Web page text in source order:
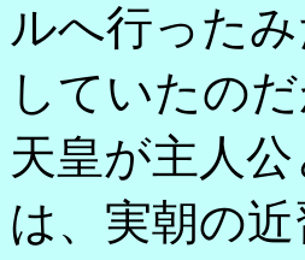
ルへ行った
していたの
天皇が主人
は、実朝の